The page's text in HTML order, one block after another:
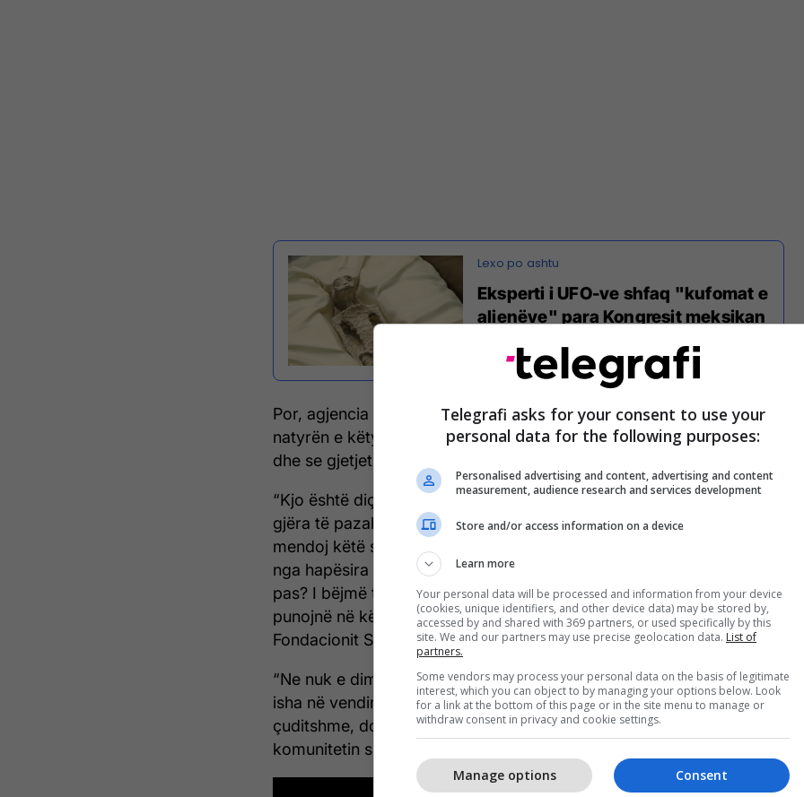
Eksperti i UFO-ve shfaq "kufomat e
alienëve" para Kongresit meksikan
Por, agjencia hapësinore amerikane NASA thotë se nuk e njeh
natyrën e këtyre specieve që u prezantuan në Kongresin meksikan
dhe se gjetjet e tyre i kishte parë vetëm në rrjetin social Twitter.
“Kjo është diçka që e kam parë vetëm në Twitter. Kështu kur keni
gjëra të pazakonta, duhet t’i bëni ato të dhëna publike. Unë e
mendoj këtë sikur NASA posedon një nga mostrat më të vlefshme
nga hapësira kozmike: gurë hënorë për shembull. Çfarë bëjmë më
pas? I bëjmë të disponueshme me të gjithë shkencëtarët që duan të
punojnë në këtë”, tha David Spergel, njëherësh edhe president i
Fondacionit Simons.
“Ne nuk e dimë natyrën e këtyre mostrave të prezantuara aty. Po të
isha në vendin e qeverisë meksikane, nëse do të kishim diçka të
çuditshme, do t’i bëja këto mostra të disponueshme për të gjithë
komunitetin shkencor”, shtoi ai.
Telegrafi asks for your consent to use your
personal data for the following purposes:
Personalised advertising and content, advertising and content
measurement, audience research and services development
Store and/or access information on a device
Learn more
Your personal data will be processed and information from your device
(cookies, unique identifiers, and other device data) may be stored by,
accessed by and shared with 369 partners, or used specifically by this
site. We and our partners may use precise geolocation data. List of
partners.
Some vendors may process your personal data on the basis of legitimate
interest, which you can object to by managing your options below. Look
for a link at the bottom of this page or in the site menu to manage or
withdraw consent in privacy and cookie settings.
Consent
Manage options